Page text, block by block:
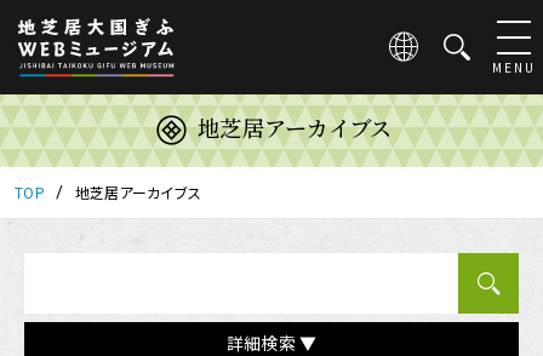
ー
ジ
は
地
芝
居
MENU
地芝居アーカイブス
TOP 地芝居アーカイブス
詳細検索 ▼